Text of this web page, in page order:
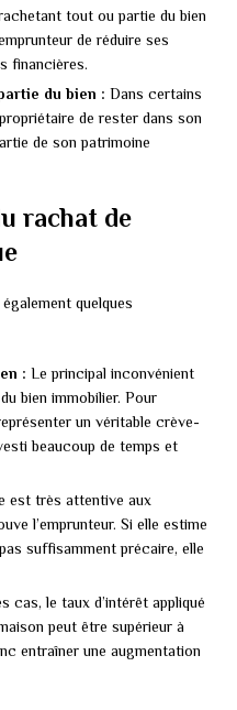
tout ou partie du bien
de réduire ses
financières.
du bien : Dans certains
de rester dans son
de son patrimoine
rachat de
quelques
: Le principal inconvénient
bien immobilier. Pour
un véritable crève-
beaucoup de temps et
est très attentive aux
l’emprunteur. Si elle estime
suffisamment précaire, elle
cas, le taux d’intérêt appliqué
peut être supérieur à
entraîner une augmentation